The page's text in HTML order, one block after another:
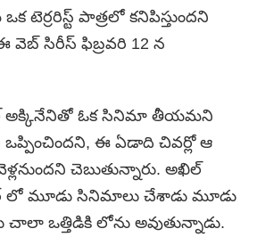
టెర్రరిస్ట్ పాత్రలో కనిపిస్తుందని
వెబ్ సిరీస్ ఫిబ్రవరి 12 న
అక్కినేనితో ఓక సినిమా తీయమని
ఈ ఏడాది చివర్లో ఆ
చెబుతున్నారు. అఖిల్
లో మూడు సినిమాలు చేశాడు మూడు
చాలా ఒత్తిడికి లోను అవుతున్నాడు.